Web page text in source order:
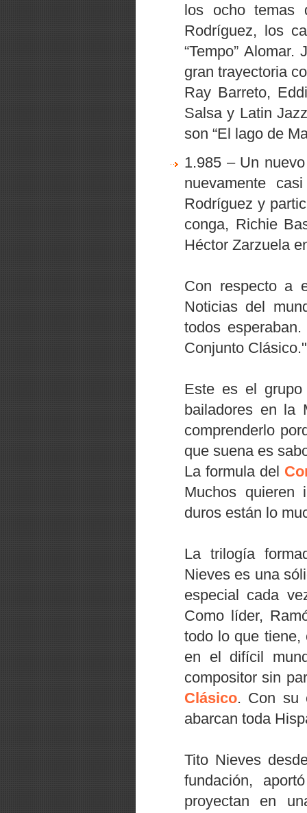
los ocho temas
Rodríguez, los
“Tempo” Alomar.
gran trayectoria
Ray Barreto,
Salsa y Latin
son “El lago de
1.985 – Un
nuevamente
Rodríguez y
conga, Richie
Héctor Zarzuela
Con respecto a
Noticias del
todos
Conjunto Clásico."
Este es el
bailadores en la
comprenderlo
que suena es
La formula del
Muchos quieren
duros están lo
La trilogía
Nieves es una
especial cada
Como líder,
todo lo que tiene,
en el difícil
compositor sin
Clásico. Con su
abarcan toda
Tito Nieves
fundación,
proyectan en